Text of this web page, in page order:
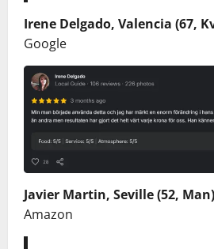
Irene Delgado, Valencia (67,
Google
Javier Martin, Seville (52, Man)
Amazon